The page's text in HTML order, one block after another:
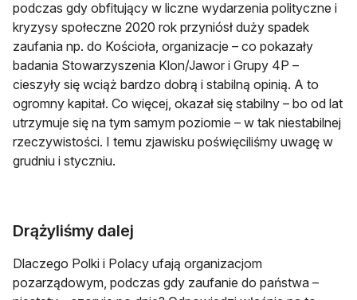
podczas gdy obfitujący w liczne wydarzenia polityczne i
kryzysy społeczne 2020 rok przyniósł duży spadek
zaufania np. do Kościoła, organizacje – co pokazały
badania Stowarzyszenia Klon/Jawor i Grupy 4P –
cieszyły się wciąż bardzo dobrą i stabilną opinią. A to
ogromny kapitał. Co więcej, okazał się stabilny – bo od lat
utrzymuje się na tym samym poziomie – w tak niestabilnej
rzeczywistości. I temu zjawisku poświęciliśmy uwagę w
grudniu i styczniu.
Drążyliśmy dalej
Dlaczego Polki i Polacy ufają organizacjom
pozarządowym, podczas gdy zaufanie do państwa –